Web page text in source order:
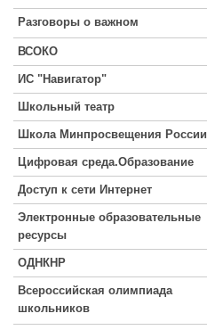
Разговоры о важном
ВСОКО
ИС "Навигатор"
Школьный театр
Школа Минпросвещения России
Цифровая среда.Образование
Доступ к сети Интернет
Электронные образовательные
ресурсы
ОДНКНР
Всероссийская олимпиада
школьников